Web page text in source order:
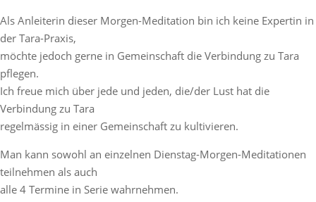
Als Anleiterin dieser Morgen-Meditation bin ich keine Expertin in
der Tara-Praxis,
möchte jedoch gerne in Gemeinschaft die Verbindung zu Tara
pflegen.
Ich freue mich über jede und jeden, die/der Lust hat die
Verbindung zu Tara
regelmässig in einer Gemeinschaft zu kultivieren.
Man kann sowohl an einzelnen Dienstag-Morgen-Meditationen
teilnehmen als auch
alle 4 Termine in Serie wahrnehmen.